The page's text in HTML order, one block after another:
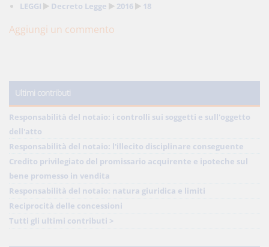
LEGGI Decreto Legge 2016 18
Aggiungi un commento
Ultimi contributi
Responsabilità del notaio: i controlli sui soggetti e sull'oggetto
dell'atto
Responsabilità del notaio: l'illecito disciplinare conseguente
Credito privilegiato del promissario acquirente e ipoteche sul
bene promesso in vendita
Responsabilità del notaio: natura giuridica e limiti
Reciprocità delle concessioni
Tutti gli ultimi contributi >